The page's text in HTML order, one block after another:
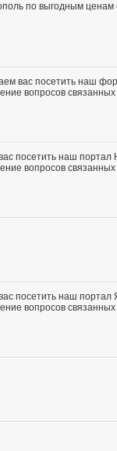
по выгодным ценам
вас посетить наш
вопросов связанных
посетить наш портал
вопросов связанных
посетить наш портал
вопросов